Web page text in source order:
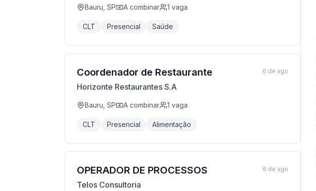
Bauru, SP A combinar 1 vaga
CLT Presencial Saúde
Coordenador de Restaurante
Horizonte Restaurantes S.A
Bauru, SP A combinar 1 vaga
CLT Presencial Alimentação
6 de ago
OPERADOR DE PROCESSOS
Telos Consultoria
6 de ago